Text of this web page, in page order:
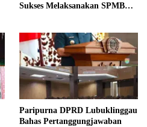
Sukses Melaksanakan SPMB
Paripurna DPRD Lubuklinggau
Bahas Pertanggungjawaban